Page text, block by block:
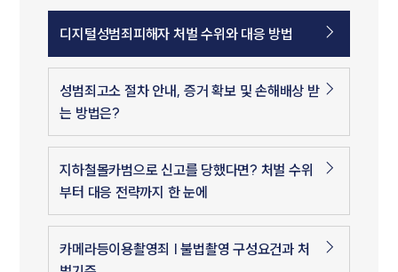
디지털성범죄피해자 처벌 수위와 대응 방법
성범죄고소 절차 안내, 증거 확보 및 손해배상 받
는 방법은?
지하철몰카범으로 신고를 당했다면? 처벌 수위
부터 대응 전략까지 한 눈에
카메라등이용촬영죄 | 불법촬영 구성요건과 처